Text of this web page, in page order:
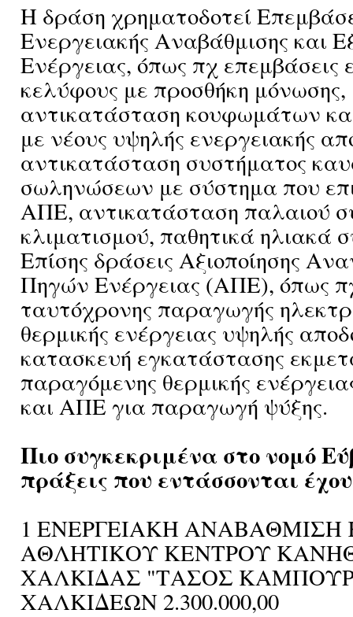
Η δράση χρηματοδοτεί
Ενεργειακής Αναβάθμισης και
Ενέργειας, όπως πχ επεμβάσεις
κελύφους με προσθήκη μόνωσης,
αντικατάσταση κουφωμάτων
με νέoυς υψηλής ενεργειακής
αντικατάσταση συστήματος
σωληνώσεων με σύστημα που
ΑΠΕ, αντικατάσταση παλαιού
κλιματισμού, παθητικά ηλιακά
Επίσης δράσεις Αξιοποίησης
Πηγών Ενέργειας (ΑΠΕ), όπως
ταυτόχρονης παραγωγής
θερμικής ενέργειας υψηλής
κατασκευή εγκατάστασης
παραγόμενης θερμικής
και ΑΠΕ για παραγωγή ψύξης.
Πιο συγκεκριμένα στο νομό
πράξεις που εντάσσονται
1 ΕΝΕΡΓΕΙΑΚΗ ΑΝΑΒΑΘΜΙΣΗ
ΑΘΛΗΤΙΚΟΥ ΚΕΝΤΡΟΥ
ΧΑΛΚΙΔΑΣ "ΤΑΣΟΣ
ΧΑΛΚΙΔΕΩΝ 2.300.000,00